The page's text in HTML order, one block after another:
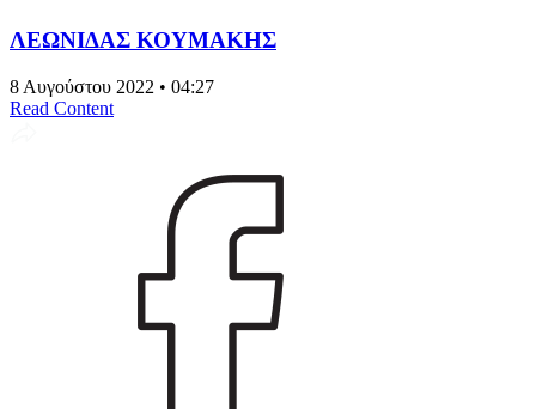
ΛΕΩΝΙΔΑΣ ΚΟΥΜΑΚΗΣ
8 Αυγούστου 2022 • 04:27
Read Content